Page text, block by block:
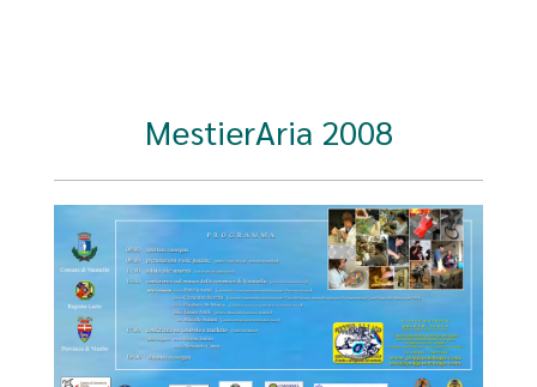
MestierAria 2008